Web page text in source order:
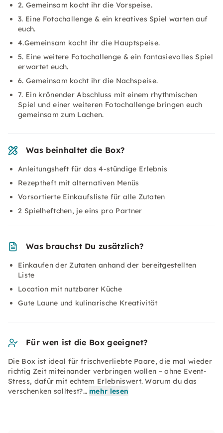
2. Gemeinsam kocht ihr die Vorspeise.
3. Eine Fotochallenge & ein kreatives Spiel warten auf
euch.
4.Gemeinsam kocht ihr die Hauptspeise.
5. Eine weitere Fotochallenge & ein fantasievolles Spiel
erwartet euch.
6. Gemeinsam kocht ihr die Nachspeise.
7. Ein krönender Abschluss mit einem rhythmischen
Spiel und einer weiteren Fotochallenge bringen euch
gemeinsam zum Lachen.
Was beinhaltet die Box?
Anleitungsheft für das 4-stündige Erlebnis
Rezeptheft mit alternativen Menüs
Vorsortierte Einkaufsliste für alle Zutaten
2 Spielheftchen, je eins pro Partner
Was brauchst Du zusätzlich?
Einkaufen der Zutaten anhand der bereitgestellten
Liste
Location mit nutzbarer Küche
Gute Laune und kulinarische Kreativität
Für wen ist die Box geeignet?
Die Box ist ideal für frischverliebte Paare, die mal wieder
richtig Zeit miteinander verbringen wollen – ohne Event-
Stress, dafür mit echtem Erlebniswert. Warum du das
verschenken solltest?… mehr lesen